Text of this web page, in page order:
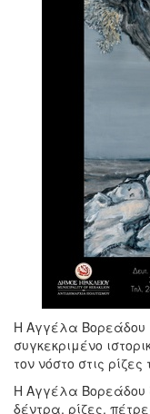
Η Αγγέλα Βορεάδου
συγκεκριμένο
τον νόστο στις
Η Αγγέλα Βορεάδου
δέντρα, ρίζες,